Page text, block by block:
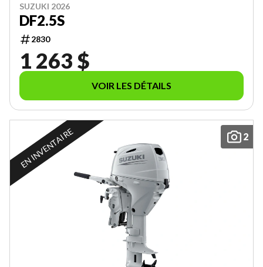
SUZUKI 2026
DF2.5S
2830
1 263 $
VOIR LES DÉTAILS
2
EN INVENTAIRE